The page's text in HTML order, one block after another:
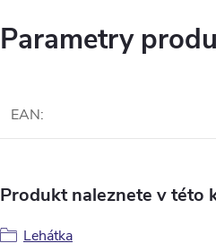
Parametry
EAN:
Produkt naleznete v této
Lehátka